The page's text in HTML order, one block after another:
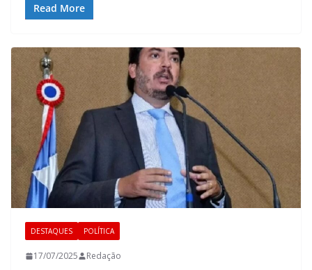
Read More
DESTAQUES POLÍTICA
17/07/2025 Redação